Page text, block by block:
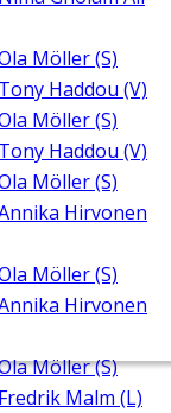
Möller (S)
Tony Haddou (V)
Möller (S)
Tony Haddou (V)
Möller (S)
Hirvonen
Möller (S)
Hirvonen
Möller (S)
Fredrik Malm (L)